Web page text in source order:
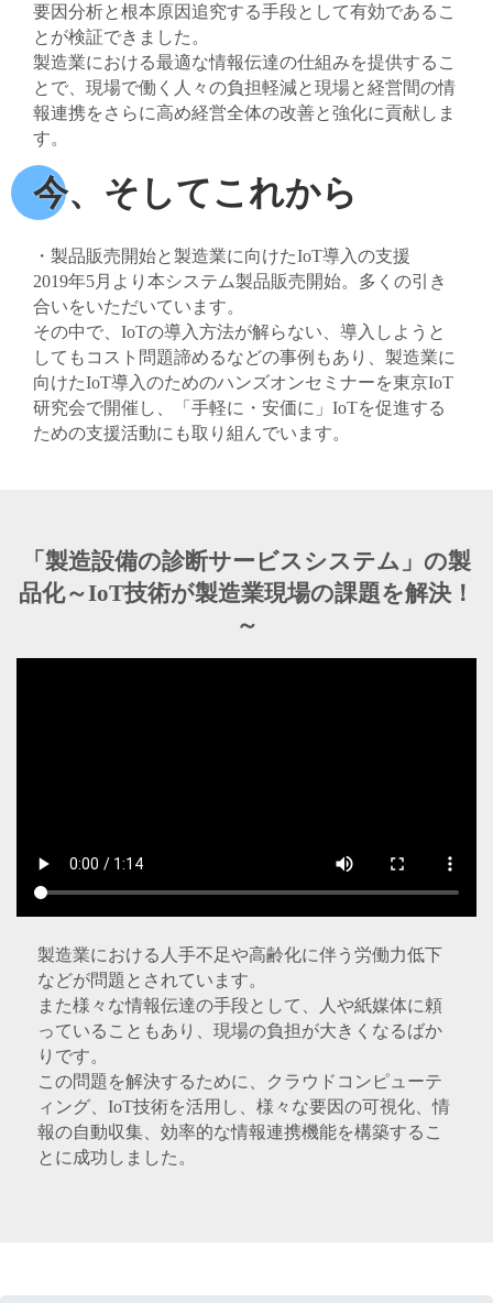
要因分析と根本原因追究する手段として有効であるこ
とが検証できました。
製造業における最適な情報伝達の仕組みを提供するこ
とで、現場で働く人々の負担軽減と現場と経営間の情
報連携をさらに高め経営全体の改善と強化に貢献しま
す。
今、そしてこれから
・製品販売開始と製造業に向けたIoT導入の支援
2019年5月より本システム製品販売開始。多くの引き
合いをいただいています。
その中で、IoTの導入方法が解らない、導入しようと
してもコスト問題諦めるなどの事例もあり、製造業に
向けたIoT導入のためのハンズオンセミナーを東京IoT
研究会で開催し、「手軽に・安価に」IoTを促進する
ための支援活動にも取り組んでいます。
「製造設備の診断サービスシステム」の製
品化～IoT技術が製造業現場の課題を解決！
～
製造業における人手不足や高齢化に伴う労働力低下
などが問題とされています。
また様々な情報伝達の手段として、人や紙媒体に頼
っていることもあり、現場の負担が大きくなるばか
りです。
この問題を解決するために、クラウドコンピューテ
ィング、IoT技術を活用し、様々な要因の可視化、情
報の自動収集、効率的な情報連携機能を構築するこ
とに成功しました。